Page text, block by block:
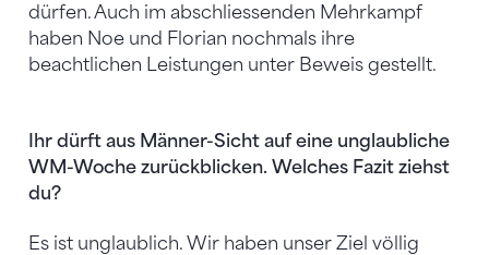
dürfen. Auch im abschliessenden Mehrkampf
haben Noe und Florian nochmals ihre
beachtlichen Leistungen unter Beweis gestellt.
Ihr dürft aus Männer-Sicht auf eine unglaubliche
WM-Woche zurückblicken. Welches Fazit ziehst
du?
Es ist unglaublich. Wir haben unser Ziel völlig